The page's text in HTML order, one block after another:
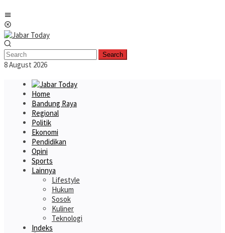
to
content
Search
8 August 2026
Home
Bandung Raya
Regional
Politik
Ekonomi
Pendidikan
Opini
Sports
Lainnya
Lifestyle
Hukum
Sosok
Kuliner
Teknologi
Indeks